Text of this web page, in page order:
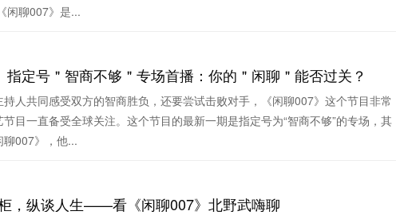
闲聊007》是...
指定号＂智商不够＂专场首播：你的＂闲聊＂能否过关？
人共同感受双方的智商胜负，还要尝试击败对手，《闲聊007》这个节目非常
目一直备受全球关注。这个节目的最新一期是指定号为“智商不够”的专场，其
007》，他...
，纵谈人生——看《闲聊007》北野武嗨聊